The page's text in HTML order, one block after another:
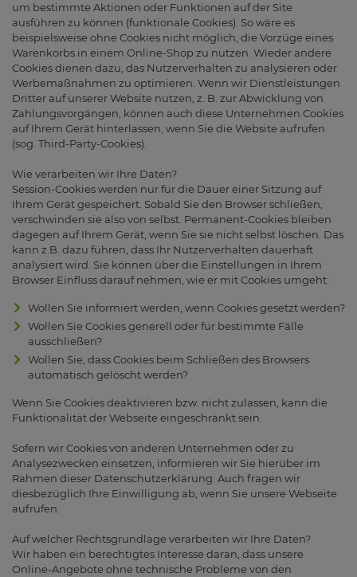
um bestimmte Aktionen oder Funktionen auf der Site
ausführen zu können (funktionale Cookies). So wäre es
beispielsweise ohne Cookies nicht möglich, die Vorzüge eines
Warenkorbs in einem Online-Shop zu nutzen. Wieder andere
Cookies dienen dazu, das Nutzerverhalten zu analysieren oder
Werbemaßnahmen zu optimieren. Wenn wir Dienstleistungen
Dritter auf unserer Website nutzen, z. B. zur Abwicklung von
Zahlungsvorgängen, können auch diese Unternehmen Cookies
auf Ihrem Gerät hinterlassen, wenn Sie die Website aufrufen
(sog. Third-Party-Cookies).
Wie verarbeiten wir Ihre Daten?
Session-Cookies werden nur für die Dauer einer Sitzung auf
Ihrem Gerät gespeichert. Sobald Sie den Browser schließen,
verschwinden sie also von selbst. Permanent-Cookies bleiben
dagegen auf Ihrem Gerät, wenn Sie sie nicht selbst löschen. Das
kann z.B. dazu führen, dass Ihr Nutzerverhalten dauerhaft
analysiert wird. Sie können über die Einstellungen in Ihrem
Browser Einfluss darauf nehmen, wie er mit Cookies umgeht:
Wollen Sie informiert werden, wenn Cookies gesetzt werden?
Wollen Sie Cookies generell oder für bestimmte Fälle
ausschließen?
Wollen Sie, dass Cookies beim Schließen des Browsers
automatisch gelöscht werden?
Wenn Sie Cookies deaktivieren bzw. nicht zulassen, kann die
Funktionalität der Webseite eingeschränkt sein.
Sofern wir Cookies von anderen Unternehmen oder zu
Analysezwecken einsetzen, informieren wir Sie hierüber im
Rahmen dieser Datenschutzerklärung. Auch fragen wir
diesbezüglich Ihre Einwilligung ab, wenn Sie unsere Webseite
aufrufen.
Auf welcher Rechtsgrundlage verarbeiten wir Ihre Daten?
Wir haben ein berechtigtes Interesse daran, dass unsere
Online-Angebote ohne technische Probleme von den